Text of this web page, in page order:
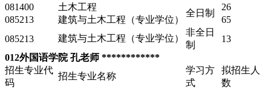
081400
土木工程
全日制
26
085213
建筑与土木工程（专业学位）
65
085213
建筑与土木工程（专业学位）
非全日
制
13
012外国语学院 孔老师 ************
招生专业代
码
招生专业名称
学习方
式
拟招生人
数